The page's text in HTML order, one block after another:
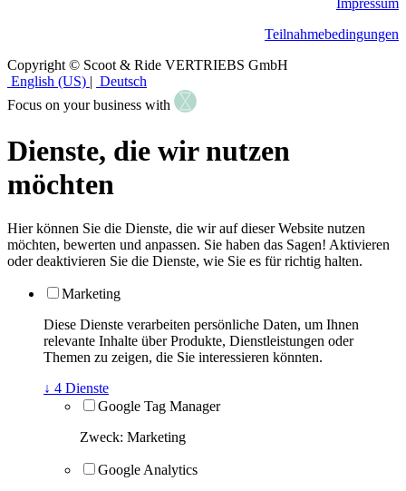
Impressum
Teilnahmebedingungen
Copyright © Scoot & Ride VERTRIEBS GmbH
English (US) | Deutsch
Focus on your business with
Dienste, die wir nutzen
möchten
Hier können Sie die Dienste, die wir auf dieser Website nutzen
möchten, bewerten und anpassen. Sie haben das Sagen! Aktivieren
oder deaktivieren Sie die Dienste, wie Sie es für richtig halten.
Marketing
Diese Dienste verarbeiten persönliche Daten, um Ihnen
relevante Inhalte über Produkte, Dienstleistungen oder
Themen zu zeigen, die Sie interessieren könnten.
↓ 4 Dienste
Google Tag Manager
Zweck: Marketing
Google Analytics